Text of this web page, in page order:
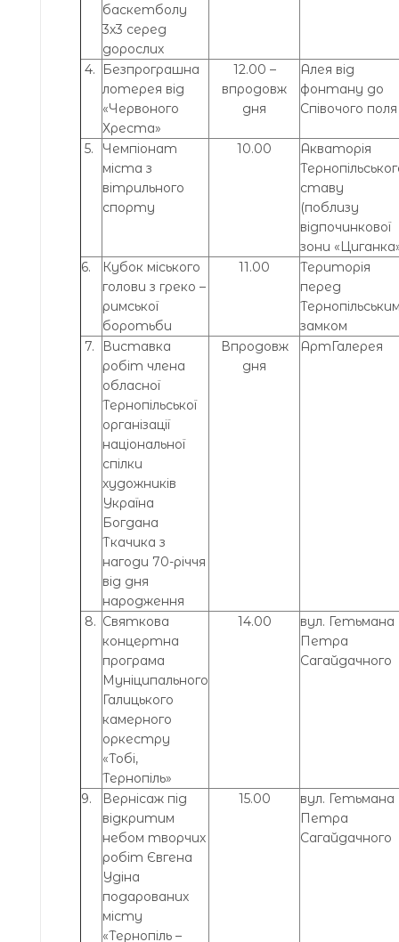
баскетболу
3х3 серед
дорослих
4.
Безпрограшна
лотерея від
«Червоного
Хреста»
12.00 –
впродовж
дня
Алея від
фонтану до
Співочого поля
5.
Чемпіонат
міста з
вітрильного
спорту
10.00
Акваторія
ставу
(поблизу
відпочинкової
зони
6.
Кубок міського
голови з греко –
римської
боротьби
11.00
Територія
перед
замком
7.
Виставка
робіт члена
обласної
Тернопільської
організації
національної
спілки
художників
Україна
Богдана
Ткачика з
нагоди 70-річчя
від дня
народження
Впродовж
дня
АртГалерея
8. Святкова
концертна
програма
Муніципального
Галицького
камерного
оркестру
«Тобі,
Тернопіль»
14.00
вул. Гетьмана
Петра
Сагайдачного
9.
Вернісаж під
відкритим
небом творчих
робіт Євгена
Удіна
подарованих
місту
«Тернопіль –
15.00
вул. Гетьмана
Петра
Сагайдачного